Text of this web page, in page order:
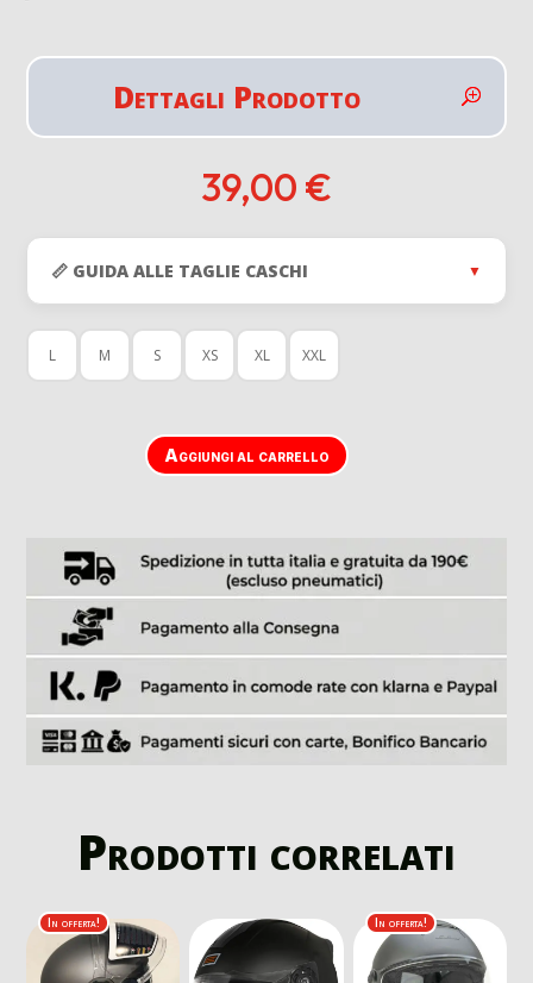
Dettagli Prodotto
39,00 €
📏 GUIDA ALLE TAGLIE CASCHI ▼
L M S XS XL XXL
Aggiungi al carrello
Prodotti correlati
In offerta! In offerta!